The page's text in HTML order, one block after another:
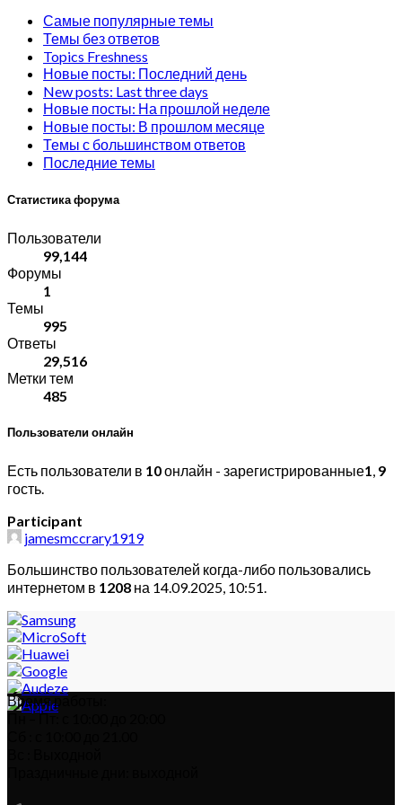
Самые популярные темы
Темы без ответов
Topics Freshness
Новые посты: Последний день
New posts: Last three days
Новые посты: На прошлой неделе
Новые посты: В прошлом месяце
Темы с большинством ответов
Последние темы
Статистика форума
Пользователи
99,144
Форумы
1
Темы
995
Ответы
29,516
Метки тем
485
Пользователи онлайн
Есть пользователи в 10онлайн - зарегистрированные1, 9
гость.
Participant
jamesmccrary1919
Большинство пользователей когда-либо пользовались
интернетом в 1208 на 14.09.2025, 10:51.
Время работы:
Пн – Пт: с 10:00 до 20:00